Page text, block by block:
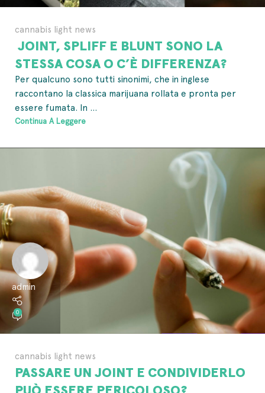
cannabis light news
JOINT, SPLIFF E BLUNT SONO LA
STESSA COSA O C’È DIFFERENZA?
Per qualcuno sono tutti sinonimi, che in inglese
raccontano la classica marijuana rollata e pronta per
essere fumata. In ...
Continua A Leggere
admin
0
cannabis light news
PASSARE UN JOINT E CONDIVIDERLO
PUÒ ESSERE PERICOLOSO?